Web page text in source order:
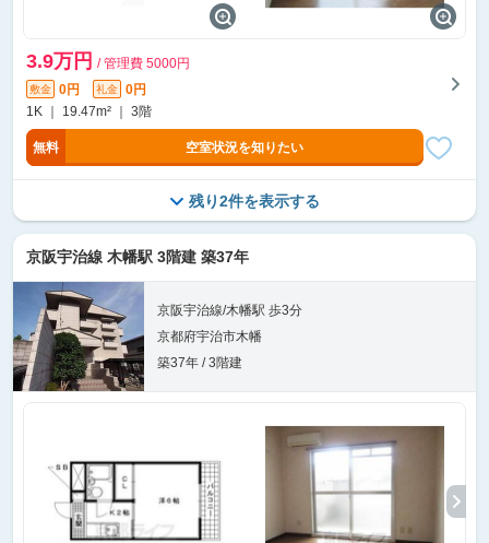
3.9万円 / 管理費 5000円
敷金 0円 礼金
0円
1K ｜ 19.47m² ｜ 3階
無料 空室状況を知りたい
残り2件を表示する
京阪宇治線 木幡駅 3階建 築37年
京阪宇治線/木幡駅 歩3分
京都府宇治市木幡
築37年 / 3階建